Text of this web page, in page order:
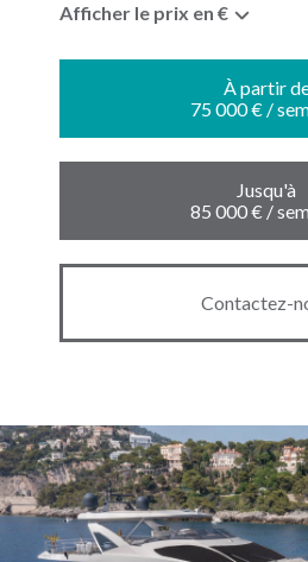
À partir
75 000 € /
Jusqu'à
85 000 € /
Contactez-
Afficher le prix en €